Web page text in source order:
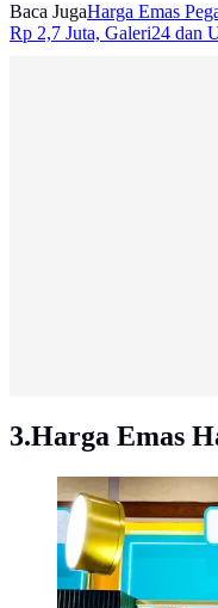
Baca JugaHarga Emas
Rp 2,7 Juta, Galeri24 dan
3.Harga Emas